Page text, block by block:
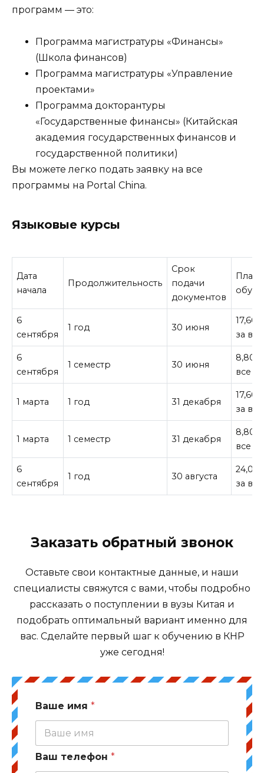
программ — это:
Программа магистратуры «Финансы»
(Школа финансов)
Программа магистратуры «Управление
проектами»
Программа докторантуры
«Государственные финансы» (Китайская
академия государственных финансов и
государственной политики)
Вы можете легко подать заявку на все
программы на Portal China.
Языковые курсы
Дата
начала
Продолжительность
Срок
подачи
документов
Плата
6
сентября
1 год 30 июня
за все
6
сентября
1 семестр 30 июня
все
1 марта 1 год 31 декабря
за все
1 марта 1 семестр 31 декабря
все
6
сентября
1 год 30 августа
за все
Заказать обратный звонок
Оставьте свои контактные данные, и наши
специалисты свяжутся с вами, чтобы подробно
рассказать о поступлении в вузы Китая и
подобрать оптимальный вариант именно для
вас. Сделайте первый шаг к обучению в КНР
уже сегодня!
Ваше имя *
Ваш телефон *